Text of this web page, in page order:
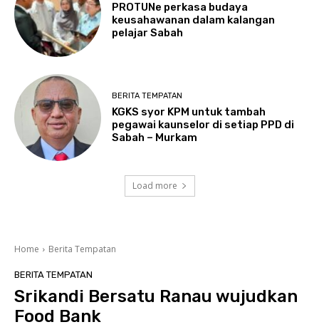
PROTUNe perkasa budaya
keusahawanan dalam kalangan
pelajar Sabah
BERITA TEMPATAN
KGKS syor KPM untuk tambah
pegawai kaunselor di setiap PPD di
Sabah – Murkam
Load more